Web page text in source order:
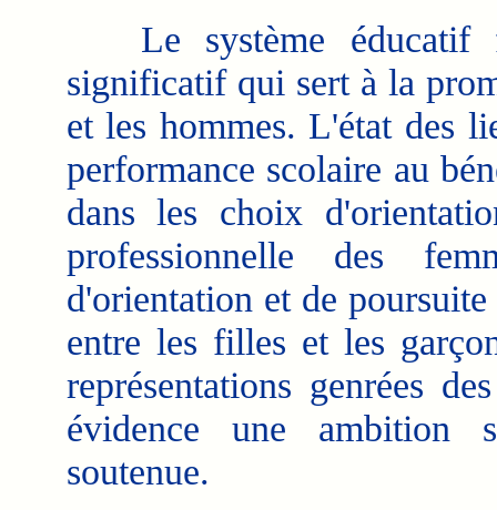
Le système éducatif
significatif qui sert à la
et les hommes. L'état des
performance scolaire au
dans les choix
professionnelle des
d'orientation et de
entre les filles et les
représentations genrées
évidence une ambition
soutenue.